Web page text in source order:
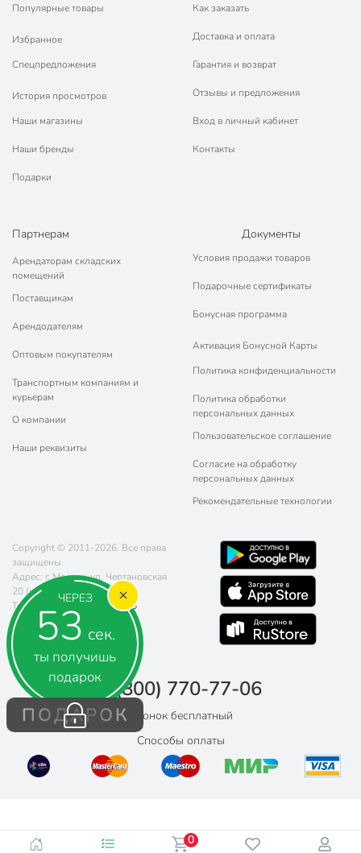
ЧЕРЕЗ
53 сек.
ты получишь
подарок
ПОДАРОК
Популярные товары
Избранное
Спецпредложения
История просмотров
Наши магазины
Наши бренды
Подарки
Как заказать
Доставка и оплата
Гарантия и возврат
Отзывы и предложения
Вход в личный кабинет
Контакты
Партнерам
Арендаторам складских
помещений
Поставщикам
Арендодателям
Оптовым покупателям
Транспортным компаниям и
курьерам
О компании
Наши реквизиты
Документы
Условия продажи товаров
Подарочные сертификаты
Бонусная программа
Активация Бонусной Карты
Политика конфиденциальности
Политика обработки
персональных данных
Пользовательское соглашение
Согласие на обработку
персональных данных
Рекомендательные технологии
Copyright © 2011-2026. Все права
защищены.
Адрес: г. Москва, ул. Чертановская
20 (метро Южная)
Телефон:
8 (800) 770-77-06
Почта:sales@poryadok.ru
8 (800) 770-77-06
Звонок бесплатный
Способы оплаты
0